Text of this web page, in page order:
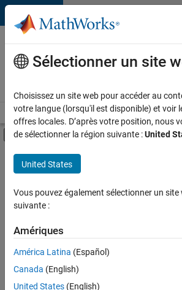
Passer au contenu
Votre
carrière
chez
Accueil Explorer nos opportunités
Activer/désactiver
Contenu principal
FILTRER PAR
Services marketing
Équipe Business Model
Ressources humaines
Actuellement,
aucune
offre
Sélectionner un site
Choisissez un site web pour accéder au
votre langue (lorsqu'il est disponible) et voir
offres locales. D’après votre position, nous
de sélectionner la région suivante :United
United States
Vous pouvez également sélectionner un site
suivante :
Amériques
América Latina (Español)
Canada (English)
United States (English)